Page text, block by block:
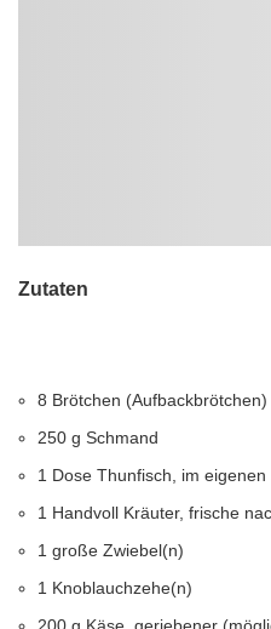
Zutaten
8 Brötchen (Aufbackbrötchen)
250 g Schmand
1 Dose Thunfisch, im eigenen
1 Handvoll Kräuter, frische
1 große Zwiebel(n)
1 Knoblauchzehe(n)